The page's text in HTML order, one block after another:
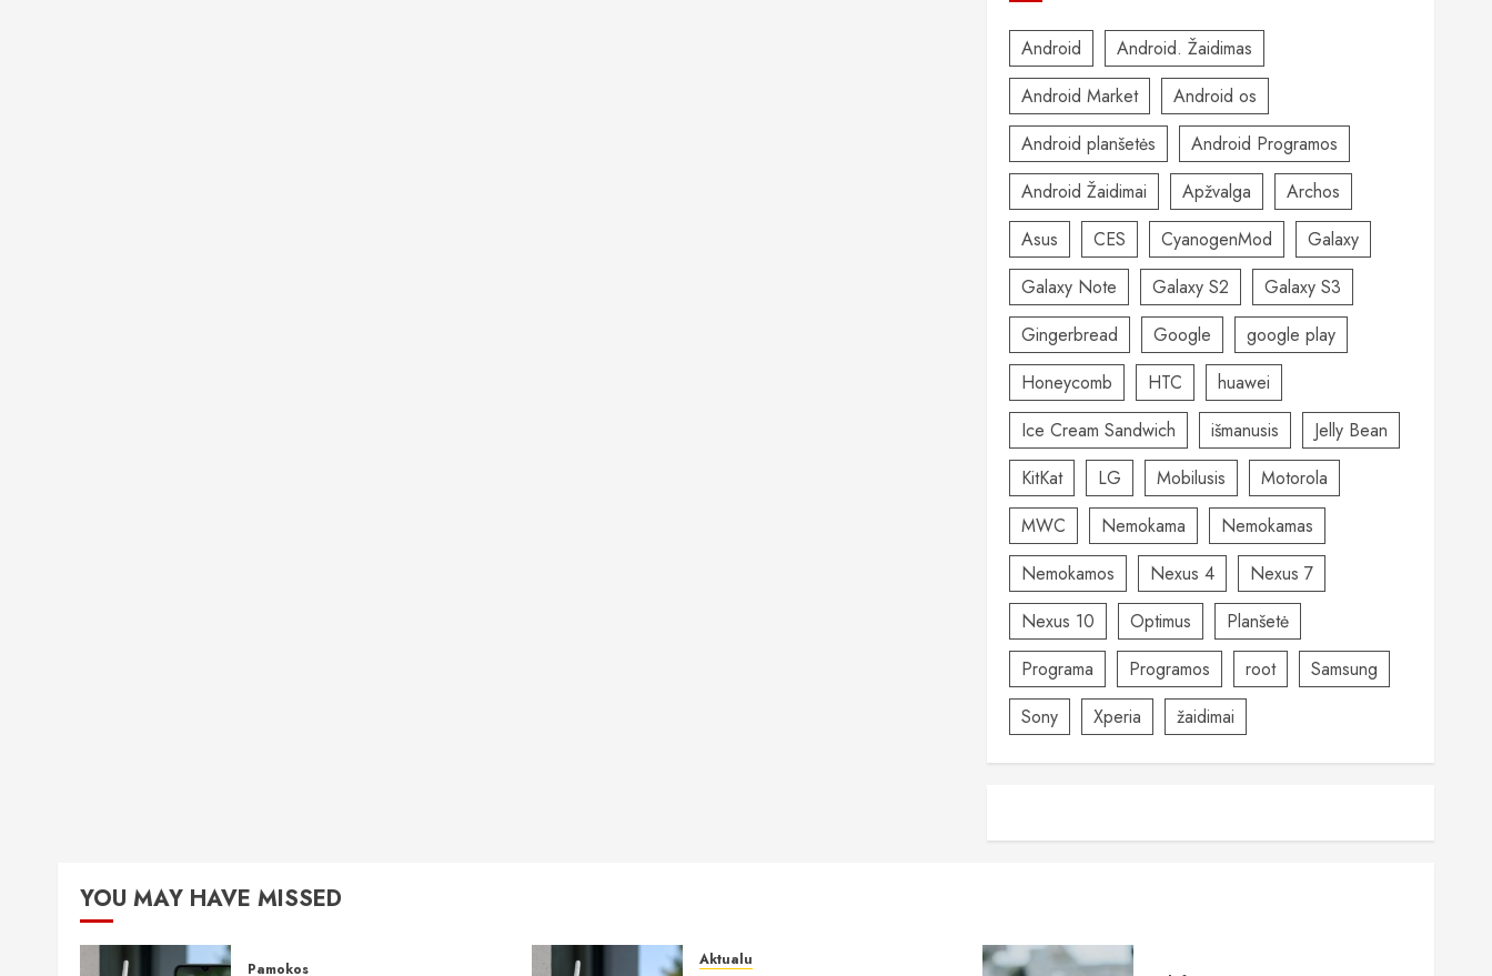
Android
Android. Žaidimas
Android Market
Android os
Android planšetės
Android Programos
Android Žaidimai
Apžvalga
Archos
Asus
CES CyanogenMod
Galaxy
Galaxy Note
Galaxy S2
Galaxy S3
Gingerbread
Google
google play
Honeycomb
HTC
huawei
Ice Cream Sandwich
išmanusis
Jelly Bean
KitKat
LG Mobilusis
Motorola
MWC
Nemokama
Nemokamas
Nemokamos
Nexus 4
Nexus 7
Nexus 10
Optimus
Planšetė
Programa
Programos root
Samsung
Sony
Xperia žaidimai
YOU MAY HAVE MISSED
Pamokos Aktualu